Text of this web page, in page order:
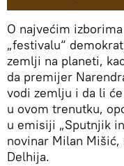
O najvećim
„festivalu“
zemlji na planeti,
da premijer
vodi zemlju i da li
u ovom trenutku,
u emisiji „Sputnjik
novinar Milan
Delhija.